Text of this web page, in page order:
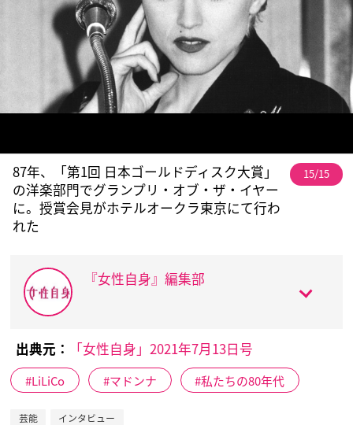
87年、「第1回 日本ゴールドディスク大賞」
の洋楽部門でグランプリ・オブ・ザ・イヤー
に。授賞会見がホテルオークラ東京にて行わ
れた
15/15
『女性自身』編集部
出典元： 「女性自身」2021年7月13日号
LiLiCo マドンナ 私たちの80年代
芸能 インタビュー